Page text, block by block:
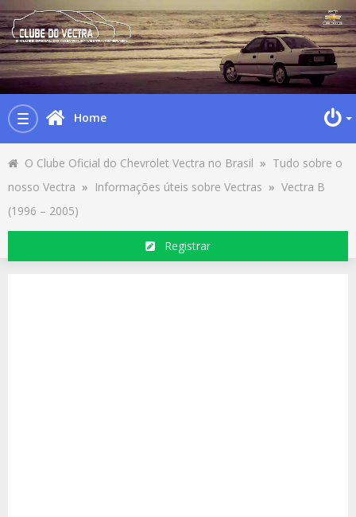
Toggle
navigation
Home
O Clube Oficial do Chevrolet Vectra no Brasil » Tudo sobre o
nosso Vectra » Informações úteis sobre Vectras » Vectra B
(1996 – 2005)
Registrar